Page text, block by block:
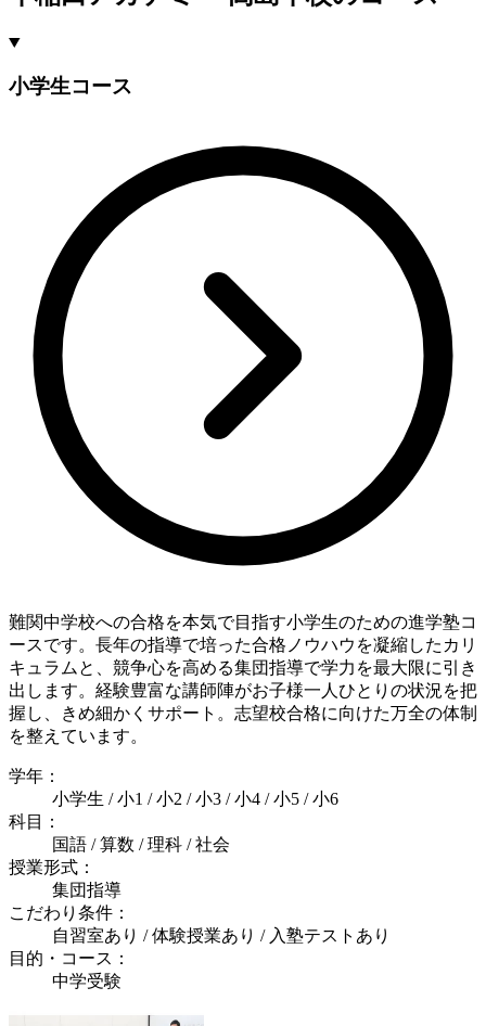
小学生コース
難関中学校への合格を本気で目指す小学生のための進学塾コ
ースです。長年の指導で培った合格ノウハウを凝縮したカリ
キュラムと、競争心を高める集団指導で学力を最大限に引き
出します。経験豊富な講師陣がお子様一人ひとりの状況を把
握し、きめ細かくサポート。志望校合格に向けた万全の体制
を整えています。
学年：
小学生 / 小1 / 小2 / 小3 / 小4 / 小5 / 小6
科目：
国語 / 算数 / 理科 / 社会
授業形式：
集団指導
こだわり条件：
自習室あり / 体験授業あり / 入塾テストあり
目的・コース：
中学受験